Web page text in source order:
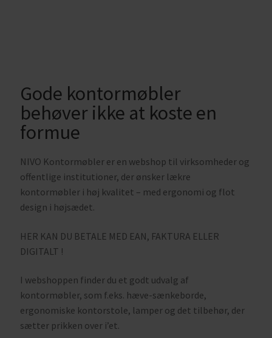
Velkommen
til NIVO​
En webshop, der
lover kvalitet for
pengene
Gode kontormøbler
behøver ikke at koste en
formue
NIVO Kontormøbler er en webshop til virksomheder og
offentlige institutioner, der ønsker lækre
kontormøbler i høj kvalitet – med ergonomi og flot
design i højsædet.
HER KAN DU BETALE MED EAN, FAKTURA ELLER
DIGITALT !
I webshoppen finder du et godt udvalg af
kontormøbler, som f.eks. hæve-sænkeborde,
ergonomiske kontorstole, lamper og det tilbehør, der
sætter prikken over i’et.